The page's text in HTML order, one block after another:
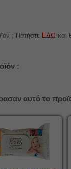
; Πατήστε ΕΔΩ και
:
αυτό το